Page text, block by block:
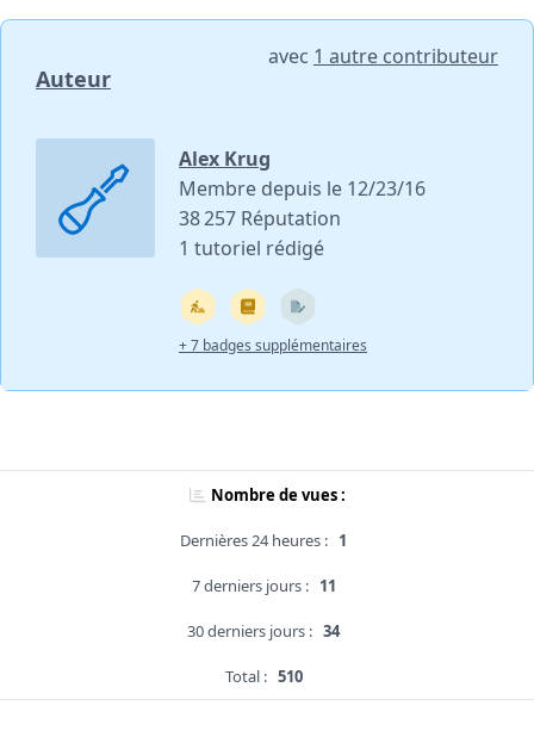
Auteur
avec 1 autre contributeur
Alex Krug
Membre depuis le 12/23/16
38 257 Réputation
1 tutoriel rédigé
+ 7 badges supplémentaires
Nombre de vues :
Dernières 24 heures : 1
7 derniers jours : 11
30 derniers jours : 34
Total : 510